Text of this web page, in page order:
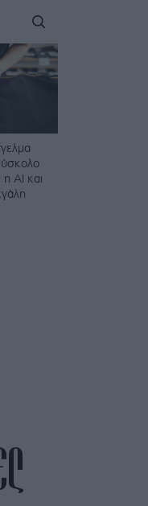
η AI και